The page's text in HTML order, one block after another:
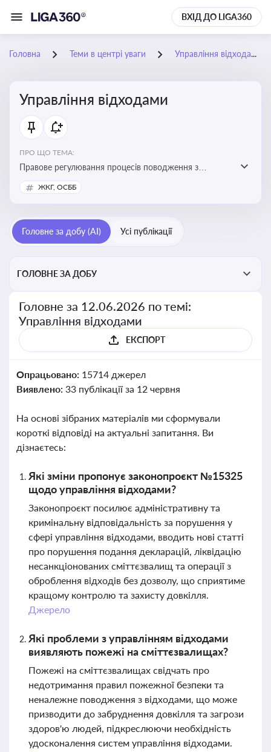
ВХІД ДО LIGA360
Головна Теми в центрі уваги Управління відходами
Управління відходами
ПРО ЩО ТЕМА:
Правове регулювання процесів поводження з
відходами, включаючи їх збирання, оброблення та
утилізацію, дотримання екологічних вимог та
ЖКГ, ОСББ
Головне за добу (AI) Усі публікації
ГОЛОВНЕ ЗА ДОБУ
Головне за 12.06.2026 по темі:
Управління відходами
ЕКСПОРТ
Опрацьовано: 15714 джерел
Виявлено: 33 публікації за 12 червня
На основі зібраних матеріалів ми сформували
короткі відповіді на актуальні запитання. Ви
дізнаєтесь:
Які зміни пропонує законопроєкт №15325
щодо управління відходами?
Законопроєкт посилює адміністративну та
кримінальну відповідальність за порушення у
сфері управління відходами, вводить нові статті
про порушення подання декларацій, ліквідацію
несанкціонованих сміттєзвалищ та операції з
оброблення відходів без дозволу, що сприятиме
кращому контролю та захисту довкілля.
Джерело
Які проблеми з управлінням відходами
виявляють пожежі на сміттєзвалищах?
Пожежі на сміттєзвалищах свідчать про
недотримання правил пожежної безпеки та
неналежне поводження з відходами, що може
призводити до забруднення довкілля та загрози
здоров'ю людей, підкреслюючи необхідність
удосконалення систем управління відходами.